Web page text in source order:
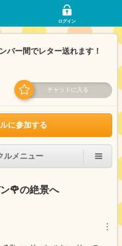
ログイン
バー間でレター送れます！
チャットに入る
に参加する
ルメニュー
🌹の絶景へ
︙